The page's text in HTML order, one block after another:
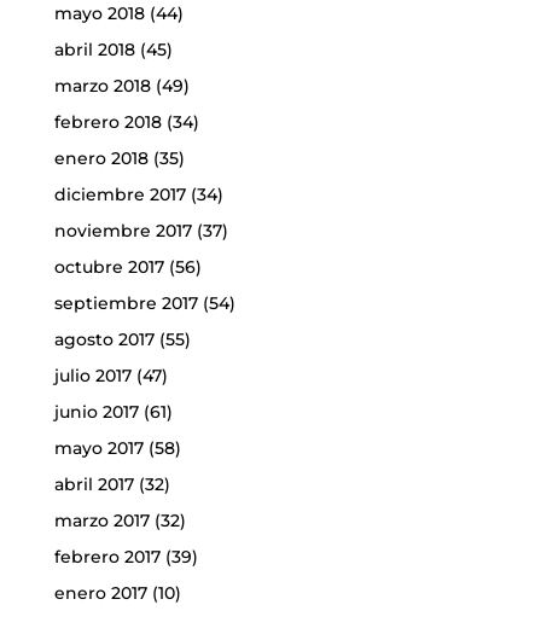
mayo 2018(44)
abril 2018(45)
marzo 2018(49)
febrero 2018(34)
enero 2018(35)
diciembre 2017(34)
noviembre 2017(37)
octubre 2017(56)
septiembre 2017(54)
agosto 2017(55)
julio 2017(47)
junio 2017(61)
mayo 2017(58)
abril 2017(32)
marzo 2017(32)
febrero 2017(39)
enero 2017(10)